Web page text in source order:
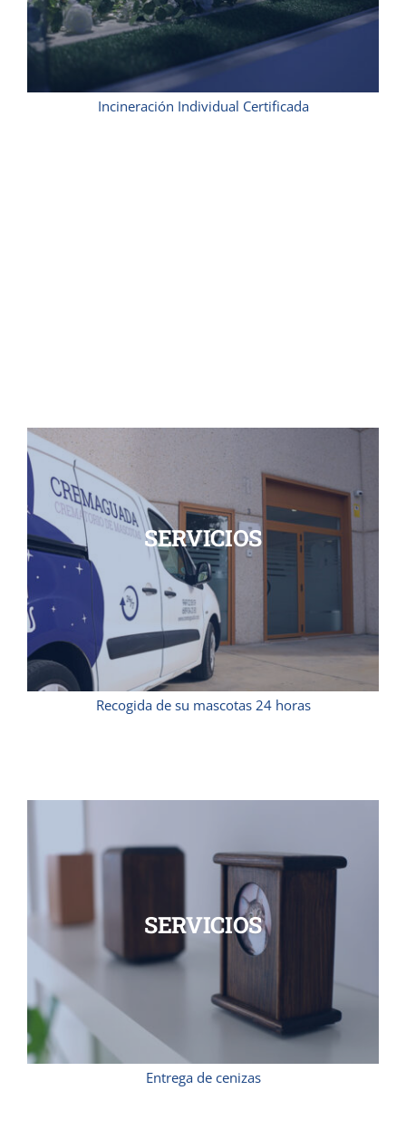
Incineración Individual Certificada
SERVICIOS
Recogida de su mascotas 24 horas
SERVICIOS
Entrega de cenizas